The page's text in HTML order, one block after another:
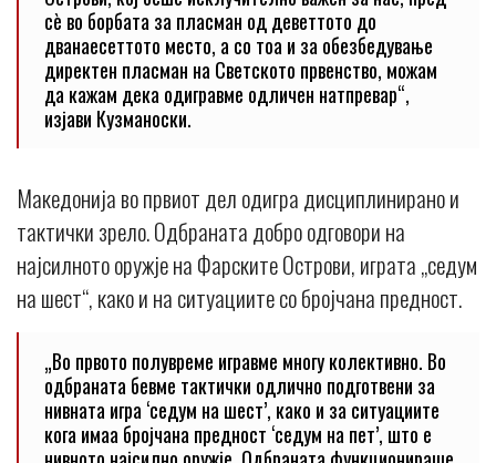
сè во борбата за пласман од деветтото до
дванаесеттото место, а со тоа и за обезбедување
директен пласман на Светското првенство, можам
да кажам дека одигравме одличен натпревар“,
изјави Кузманоски.
Македонија во првиот дел одигра дисциплинирано и
тактички зрело. Одбраната добро одговори на
најсилното оружје на Фарските Острови, играта „седум
на шест“, како и на ситуациите со бројчана предност.
„Во првото полувреме игравме многу колективно. Во
одбраната бевме тактички одлично подготвени за
нивната игра ‘седум на шест’, како и за ситуациите
кога имаа бројчана предност ‘седум на пет’, што е